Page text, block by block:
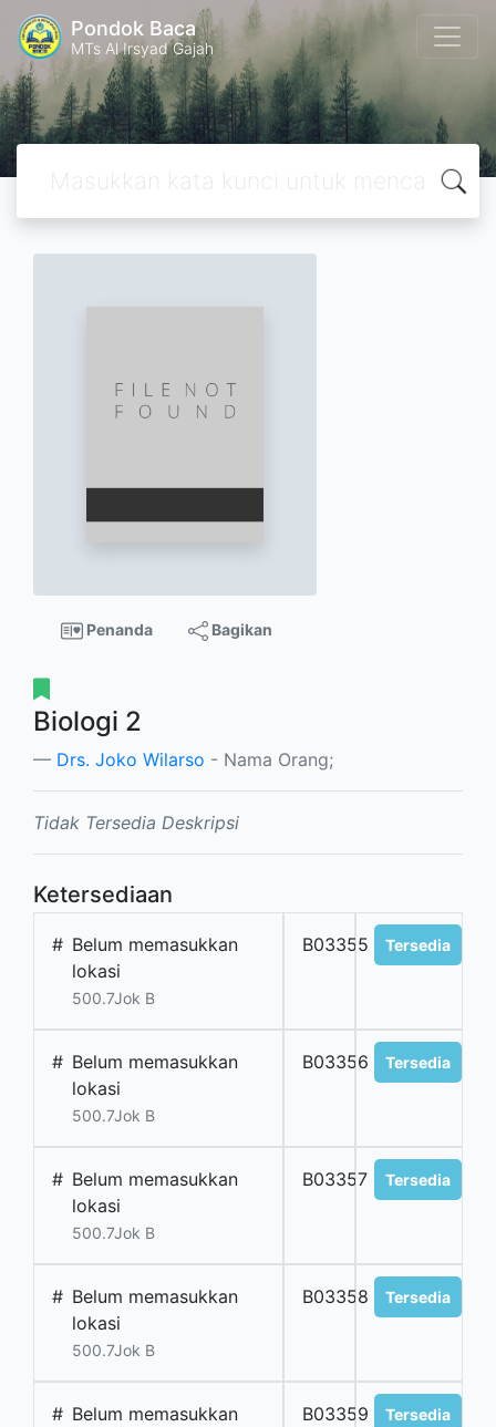
Pondok Baca
MTs Al Irsyad Gajah
Penanda Bagikan
Biologi 2
Drs. Joko Wilarso - Nama Orang;
Tidak Tersedia Deskripsi
Ketersediaan
# Belum memasukkan
lokasi
500.7Jok B
B03355 Tersedia
# Belum memasukkan
lokasi
500.7Jok B
B03356 Tersedia
# Belum memasukkan
lokasi
500.7Jok B
B03357 Tersedia
# Belum memasukkan
lokasi
500.7Jok B
B03358 Tersedia
# Belum memasukkan
B03359 Tersedia